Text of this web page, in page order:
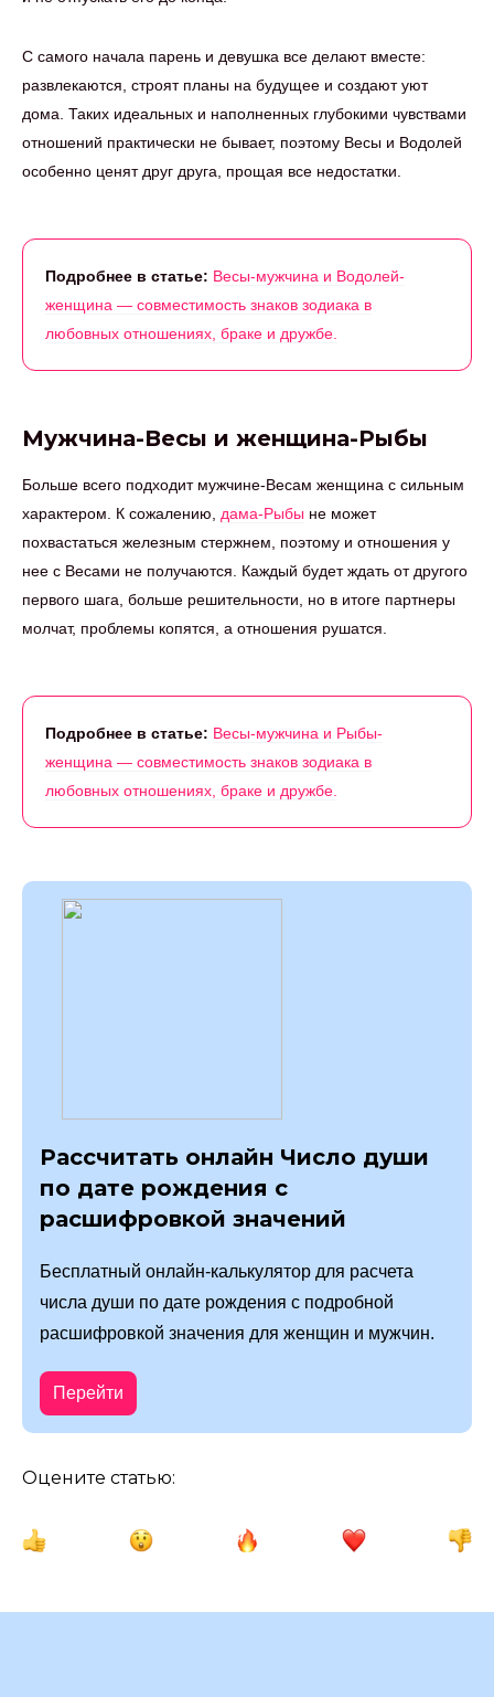
С самого начала парень и девушка все делают вместе:
развлекаются, строят планы на будущее и создают уют
дома. Таких идеальных и наполненных глубокими чувствами
отношений практически не бывает, поэтому Весы и Водолей
особенно ценят друг друга, прощая все недостатки.
Подробнее в статье: Весы-мужчина и Водолей-
женщина — совместимость знаков зодиака в
любовных отношениях, браке и дружбе.
Мужчина-Весы и женщина-Рыбы
Больше всего подходит мужчине-Весам женщина с сильным
характером. К сожалению, дама-Рыбы не может
похвастаться железным стержнем, поэтому и отношения у
нее с Весами не получаются. Каждый будет ждать от другого
первого шага, больше решительности, но в итоге партнеры
молчат, проблемы копятся, а отношения рушатся.
Подробнее в статье: Весы-мужчина и Рыбы-
женщина — совместимость знаков зодиака в
любовных отношениях, браке и дружбе.
Рассчитать онлайн Число души
по дате рождения с
расшифровкой значений
Бесплатный онлайн-калькулятор для расчета
числа души по дате рождения с подробной
расшифровкой значения для женщин и мужчин.
Перейти
Оцените статью: